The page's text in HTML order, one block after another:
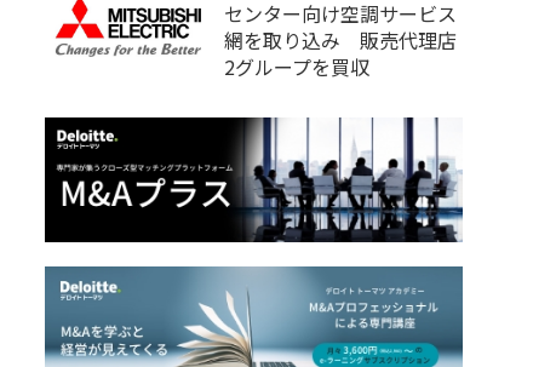
センター向け空調サービス
網を取り込み 販売代理店
2グループを買収